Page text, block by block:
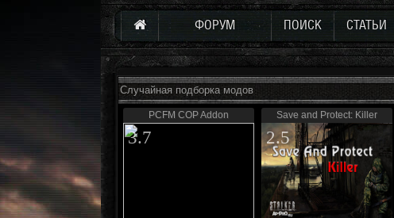
ФОРУМ ПОИСК СТАТЬИ
Случайная подборка модов
PCFM COP Addon
3.7
Save and Protect: Killer
2.5